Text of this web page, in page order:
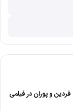
با محمدعلی فردین و پوران در فیلمی